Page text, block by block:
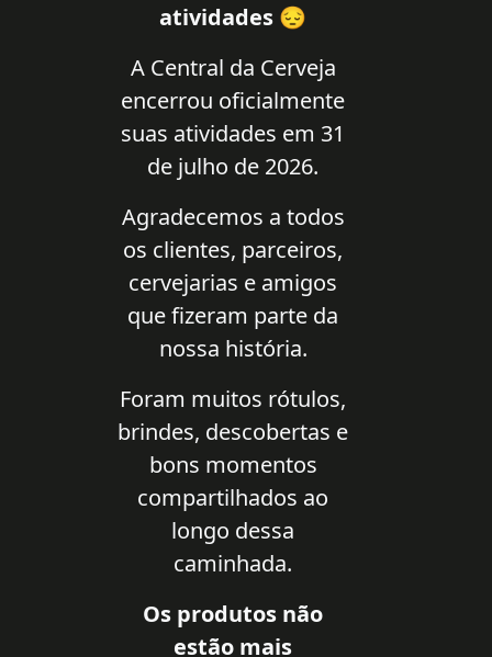
atividades 😔
A Central da Cerveja
encerrou oficialmente
suas atividades em 31
de julho de 2026.
Agradecemos a todos
os clientes, parceiros,
cervejarias e amigos
que fizeram parte da
nossa história.
Foram muitos rótulos,
brindes, descobertas e
bons momentos
compartilhados ao
longo dessa
caminhada.
Os produtos não
estão mais